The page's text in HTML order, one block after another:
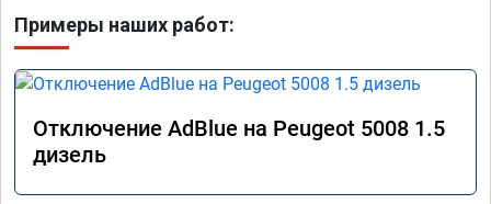
Примеры наших работ:
Отключение AdBlue на Peugeot 5008 1.5
дизель